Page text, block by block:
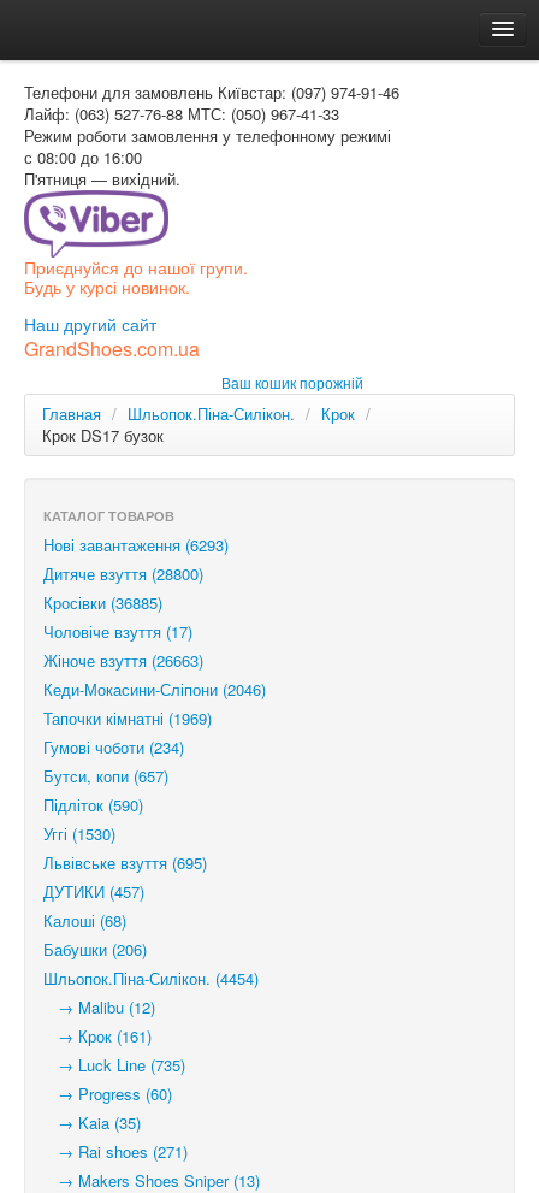
Доставка и оплата
Как заказать
Контакти
Таблиця розмірів
Вхід для покупця
РОС
Телефони для замовлень Київстар: (097) 974-91-46
Лайф: (063) 527-76-88 МТС: (050) 967-41-33
Режим роботи замовлення у телефонному режимі
с 08:00 до 16:00
П'ятниця — вихідний.
Приєднуйся до нашої групи.
Будь у курсі новинок.
Наш другий сайт
GrandShoes.com.ua
Ваш кошик порожній
Главная / Шльопок.Піна-Силікон. / Крок /
Крок DS17 бузок
КАТАЛОГ ТОВАРОВ
Нові завантаження (6293)
Дитяче взуття (28800)
Кросівки (36885)
Чоловіче взуття (17)
Жіноче взуття (26663)
Кеди-Мокасини-Сліпони (2046)
Тапочки кімнатні (1969)
Гумові чоботи (234)
Бутси, копи (657)
Підліток (590)
Уггі (1530)
Львівське взуття (695)
ДУТИКИ (457)
Калоші (68)
Бабушки (206)
Шльопок.Піна-Силікон. (4454)
→ Malibu (12)
→ Крок (161)
→ Luck Line (735)
→ Progress (60)
→ Kaia (35)
→ Rai shoes (271)
→ Makers Shoes Sniper (13)